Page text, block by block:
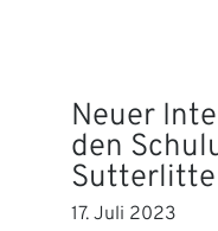
Neuer
den
Sutterlitte
17. Juli 2023